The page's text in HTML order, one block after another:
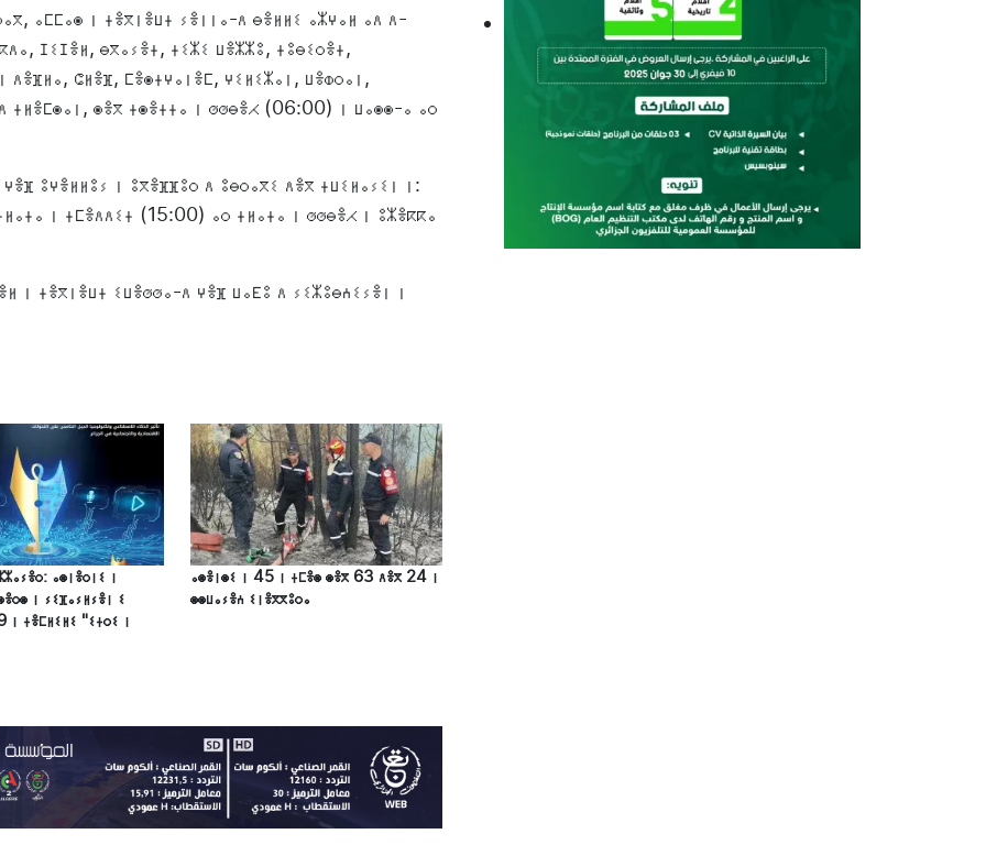
ⴰⵎⵎⴰⵙ ⵏ ⵜⴻⴳⵏⴻⵡⵜ ⵢⴻⵏⵏⴰ-ⴷ ⴱⴻⵍⵍⵉ ⴰⵣⵖⴰⵍ ⴰⴷ ⴷ-
ⵊⵉⵊⴻⵍ, ⴱⴳⴰⵢⴻⵜ, ⵜⵉⵣⵉ ⵡⴻⵣⵣⵓ, ⵜⵓⴱⵉⵔⴻⵜ,
ⴷⴻⴼⵍⴰ, ⵛⵍⴻⴼ, ⵎⴻⵙⵜⵖⴰⵏⴻⵎ, ⵖⵉⵍⵉⵣⴰⵏ, ⵡⴻⵀⵔⴰⵏ,
ⵜⵍⴻⵎⵙⴰⵏ, ⵙⴻⴳ ⵜⵙⴻⵜⵜⴰ ⵏ ⵚⵚⴱⴻⵃ (06:00) ⵏ ⵡⴰⵙⵙ-ⴰ ⴰⵔ
ⵓⵖⴻⵍⵍⵓⵢ ⵏ ⵓⴳⴻⴼⴼⵓⵔ ⴷ ⵓⴱⵔⴰⴳⵉ ⴷⴻⴳ ⵜⵡⵉⵍⴰⵢⵉⵏ ⵏ:
ⵏ ⵜⵎⴻⴷⴷⵉⵜ (15:00) ⴰⵔ ⵜⵍⴰⵜⴰ ⵏ ⵚⵚⴱⴻⵃ ⵏ ⵓⵣⴻⴽⴽⴰ
ⵏ ⵜⴻⴳⵏⴻⵡⵜ ⵉⵡⴻⵚⵚⴰ-ⴷ ⵖⴻⴼ ⵡⴰⴹⵓ ⴷ ⵢⵉⵣⵓⴱⵄⵉⵢⴻⵏ ⵏ
ⴰⵙⵏⴻⵔⵏⵉ ⵏ
ⵏ ⵢⵉⴼⴰⵢⵍⵢⴻⵏ ⵉ
ⵏ ⵜⴻⵎⵍⵉⵍⵉ "ⵉⵜⵔⵉ ⵏ
ⴰⵙⴻⵏⵙⵉ ⵏ 45 ⵏ ⵜⵎⴻⵙ ⵙⴻⴳ 63 ⴷⴻⴳ 24 ⵏ
ⵙⵙⵡⴰⵢⴻⵄ ⵉⵏⴻⴳⴳⵓⵔⴰ